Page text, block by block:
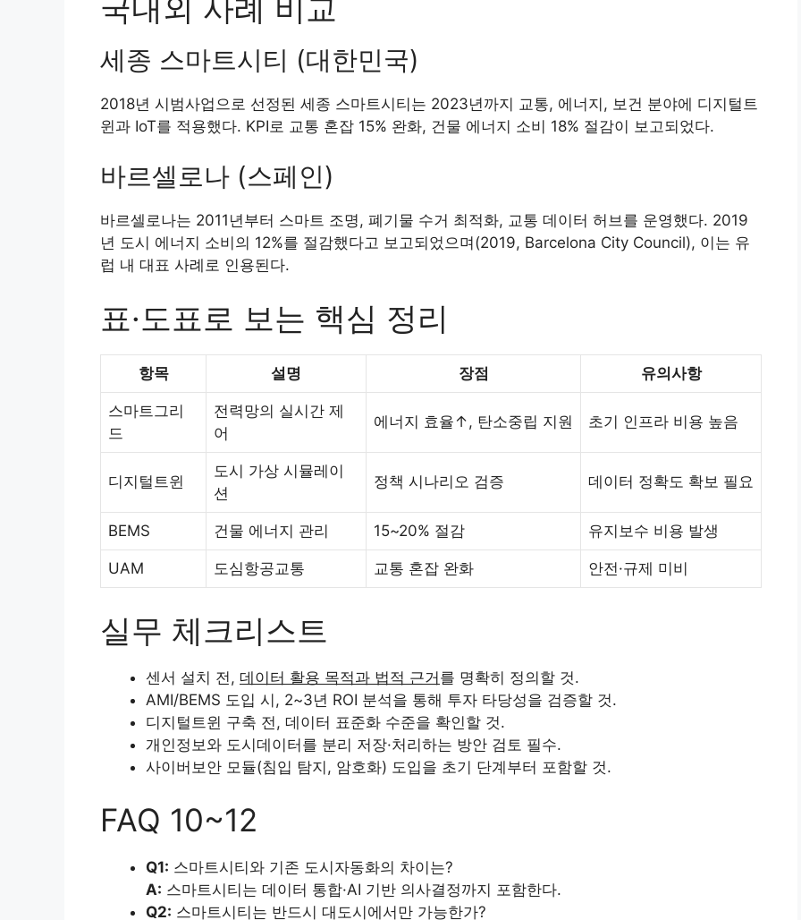
국내외 사례 비교
세종 스마트시티 (대한민국)
2018년 시범사업으로 선정된 세종 스마트시티는 2023년까지 교통, 에너지, 보건 분야에 디지털트
윈과 IoT를 적용했다. KPI로 교통 혼잡 15% 완화, 건물 에너지 소비 18% 절감이 보고되었다.
바르셀로나 (스페인)
바르셀로나는 2011년부터 스마트 조명, 폐기물 수거 최적화, 교통 데이터 허브를 운영했다. 2019
년 도시 에너지 소비의 12%를 절감했다고 보고되었으며(2019, Barcelona City Council), 이는 유
럽 내 대표 사례로 인용된다.
표·도표로 보는 핵심 정리
항목 설명 장점 유의사항
스마트그리
드
전력망의 실시간 제
어
에너지 효율↑, 탄소중립 지원 초기 인프라 비용 높음
디지털트윈
도시 가상 시뮬레이
션
정책 시나리오 검증 데이터 정확도 확보 필요
BEMS 건물 에너지 관리 15~20% 절감 유지보수 비용 발생
UAM 도심항공교통 교통 혼잡 완화 안전·규제 미비
실무 체크리스트
센서 설치 전, 데이터 활용 목적과 법적 근거를 명확히 정의할 것.
AMI/BEMS 도입 시, 2~3년 ROI 분석을 통해 투자 타당성을 검증할 것.
디지털트윈 구축 전, 데이터 표준화 수준을 확인할 것.
개인정보와 도시데이터를 분리 저장·처리하는 방안 검토 필수.
사이버보안 모듈(침입 탐지, 암호화) 도입을 초기 단계부터 포함할 것.
FAQ 10~12
Q1: 스마트시티와 기존 도시자동화의 차이는?
A: 스마트시티는 데이터 통합·AI 기반 의사결정까지 포함한다.
Q2: 스마트시티는 반드시 대도시에서만 가능한가?